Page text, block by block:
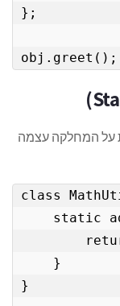
};
על המחלקה עצמה
class
}